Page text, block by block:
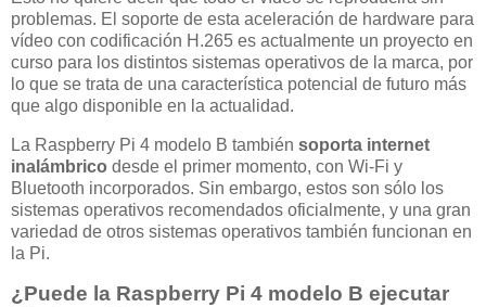
problemas. El soporte de esta aceleración de hardware para
vídeo con codificación H.265 es actualmente un proyecto en
curso para los distintos sistemas operativos de la marca, por
lo que se trata de una característica potencial de futuro más
que algo disponible en la actualidad.
La Raspberry Pi 4 modelo B también soporta internet
inalámbrico desde el primer momento, con Wi-Fi y
Bluetooth incorporados. Sin embargo, estos son sólo los
sistemas operativos recomendados oficialmente, y una gran
variedad de otros sistemas operativos también funcionan en
la Pi.
¿Puede la Raspberry Pi 4 modelo B ejecutar